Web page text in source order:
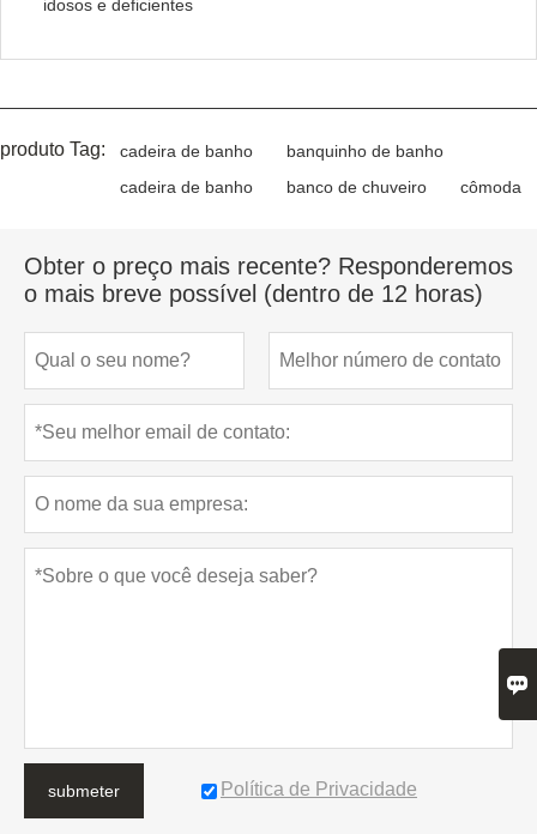
idosos e deficientes
produto Tag: cadeira de banho
banquinho de banho
cadeira de banho
banco de chuveiro cômoda
Obter o preço mais recente? Responderemos
o mais breve possível (dentro de 12 horas)
submeter Política de Privacidade
